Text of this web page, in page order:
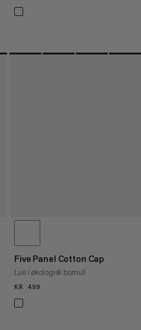
Five Panel Cotton Cap
Lue i økologisk bomull
KR 499